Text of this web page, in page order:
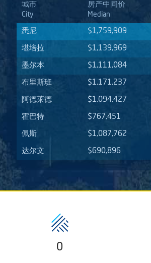
城市
City
房产中间价
Median
悉尼 $1,759,909
堪培拉 $1,139,969
墨尔本 $1,111,084
布里斯班 $1,171,237
阿德莱德 $1,094,427
霍巴特 $767,451
佩斯 $1,087,762
达尔文 $690,896
0